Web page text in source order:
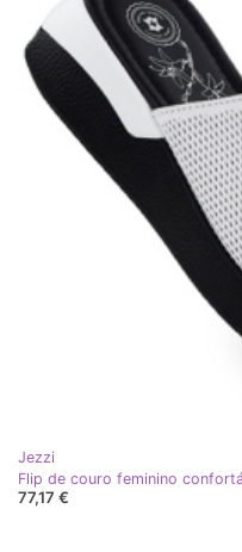
Jezzi
Flip de couro feminino
77,17 €